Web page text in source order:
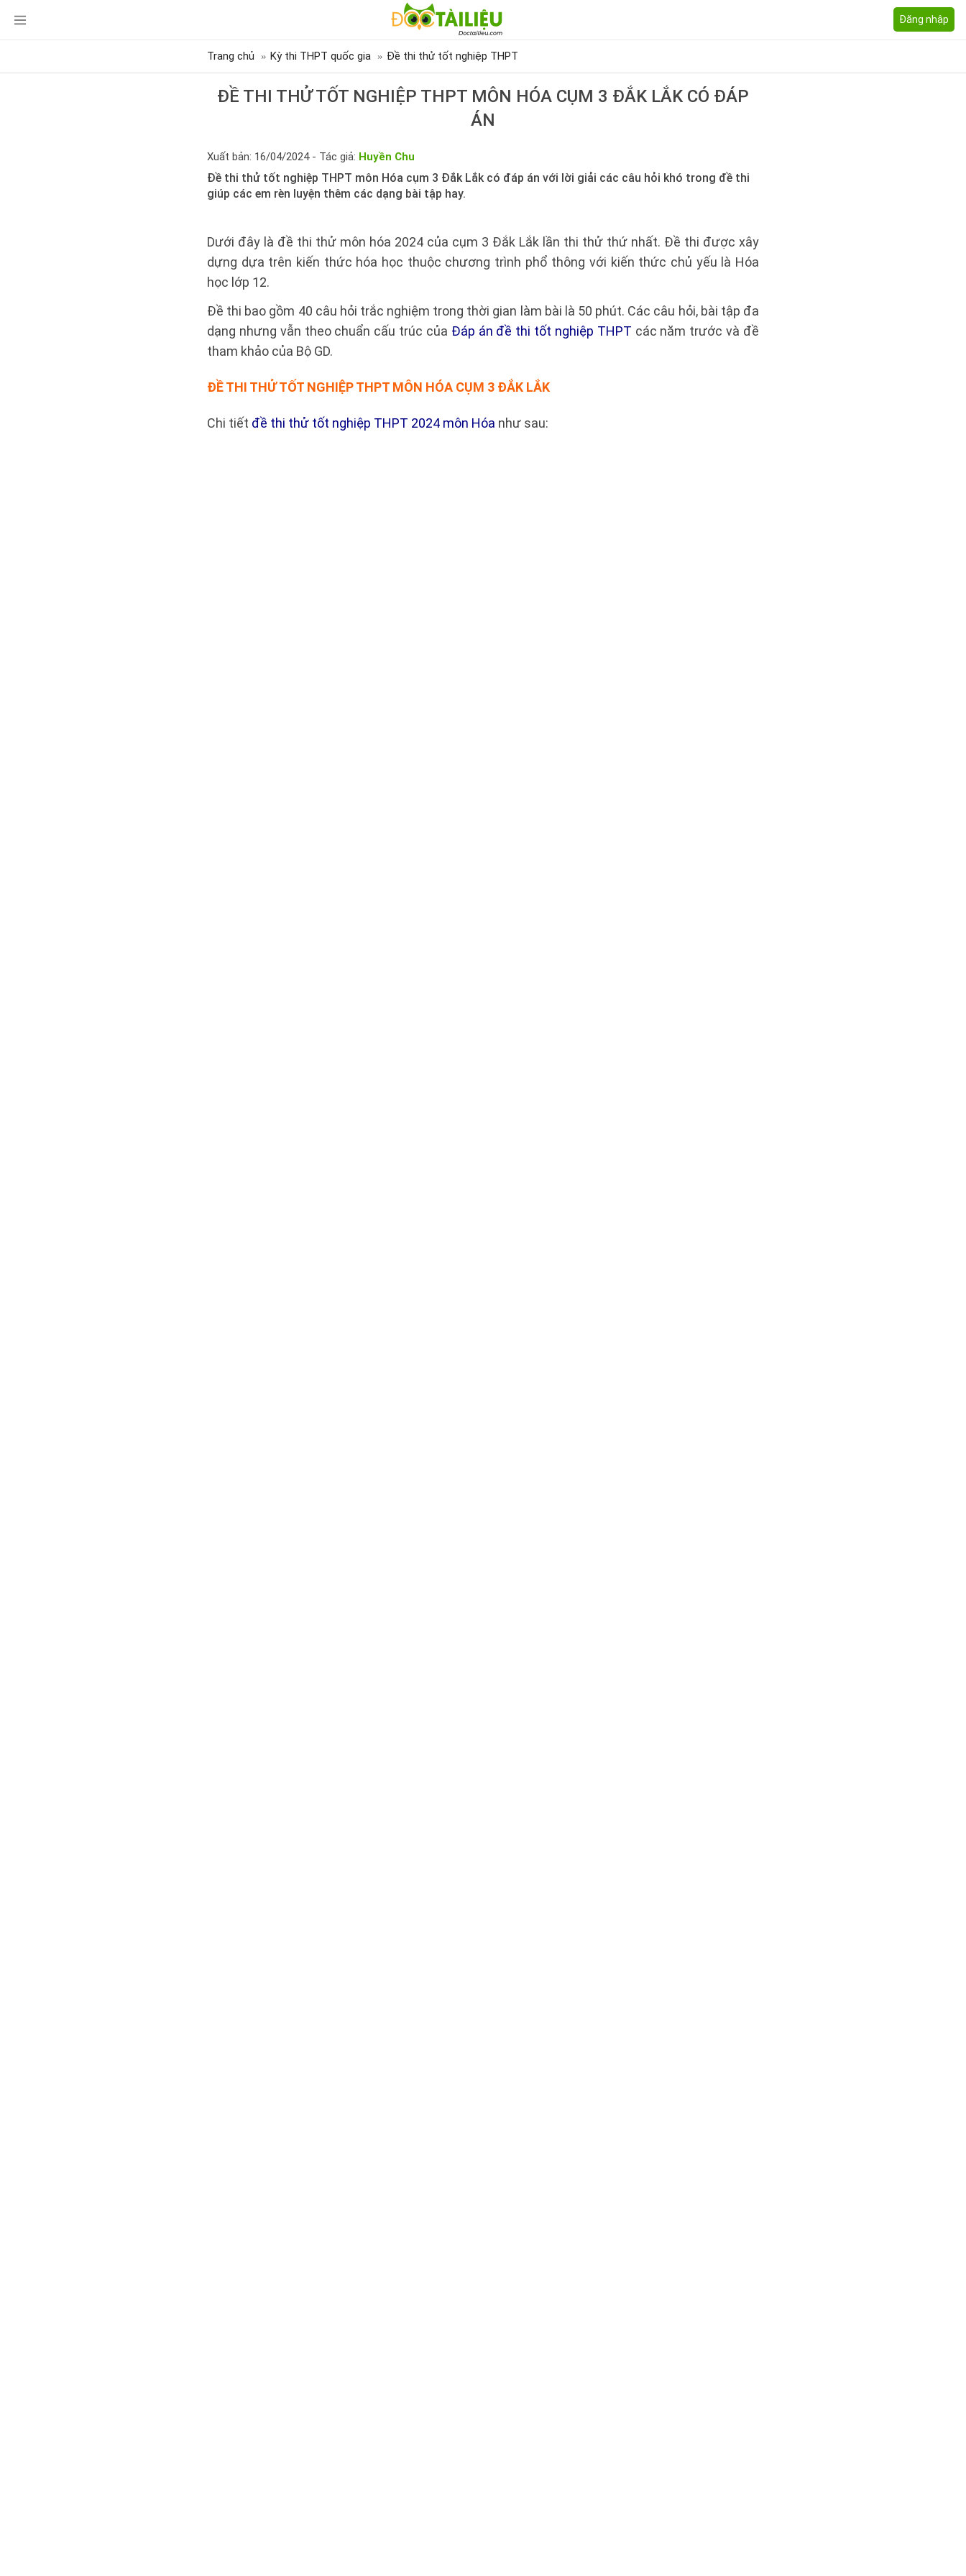
Đăng nhập
Trang chủ Kỳ thi THPT quốc gia Đề thi thử tốt nghiệp THPT
ĐỀ THI THỬ TỐT NGHIỆP THPT MÔN HÓA CỤM 3 ĐẮK LẮK CÓ ĐÁP
ÁN
Xuất bản: 16/04/2024 - Tác giả: Huyền Chu
Đề thi thử tốt nghiệp THPT môn Hóa cụm 3 Đắk Lắk có đáp án với lời giải các câu hỏi khó trong đề thi
giúp các em rèn luyện thêm các dạng bài tập hay.
Dưới đây là đề thi thử môn hóa 2024 của cụm 3 Đắk Lắk lần thi thử thứ nhất. Đề thi được xây
dựng dựa trên kiến thức hóa học thuộc chương trình phổ thông với kiến thức chủ yếu là Hóa
học lớp 12.
Đề thi bao gồm 40 câu hỏi trắc nghiệm trong thời gian làm bài là 50 phút. Các câu hỏi, bài tập đa
dạng nhưng vẫn theo chuẩn cấu trúc của Đáp án đề thi tốt nghiệp THPT các năm trước và đề
tham khảo của Bộ GD.
ĐỀ THI THỬ TỐT NGHIỆP THPT MÔN HÓA CỤM 3 ĐẮK LẮK
Chi tiết đề thi thử tốt nghiệp THPT 2024 môn Hóa như sau: